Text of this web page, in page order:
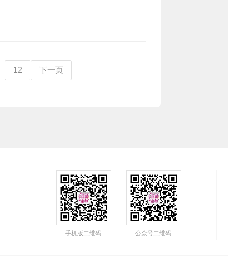
12 下一页
手机版二维码 公众号二维码